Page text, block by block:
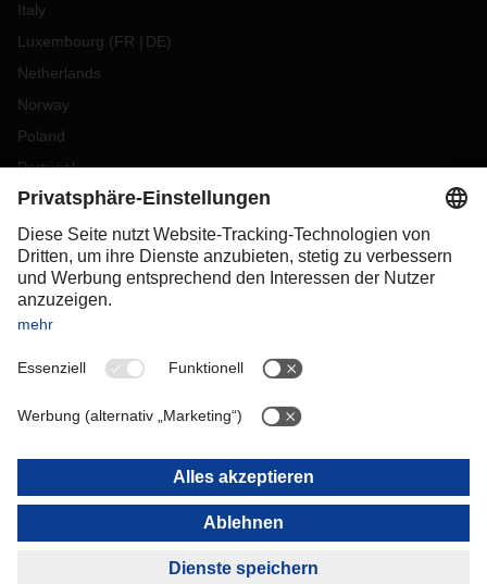
Italy
Luxembourg (FR DE)
Netherlands
Norway
Poland
Portugal
Romania
Slovakia
Spain
Sweden
Switzerland
OCEANIA